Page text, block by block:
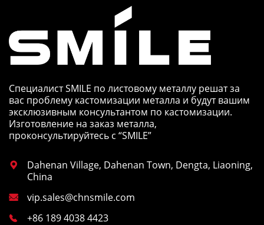
Специалист SMILE по листовому металлу решат за
вас проблему кастомизации металла и будут вашим
эксклюзивным консультантом по кастомизации.
Изготовление на заказ металла,
проконсультируйтесь с “SMILE”

Dahenan Village, Dahenan Town, Dengta, Liaoning,
China
 vip.sales@chnsmile.com
 +86 189 4038 4423